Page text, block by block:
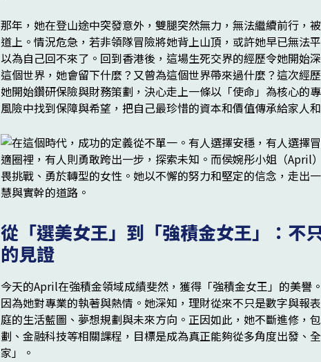
那年，她在登山途中突發意外，雙腿突然無力，無法繼續前行，
道上。情況危急，若非領隊冒險將她背上山頂，或許她早已無法
以為自己回不來了。回到香港後，這場生死交界的經歷令她開始
這個世界，她會留下什麼？又曾為這個世界帶來過什麼？這次經
她開始鑽研保險與財務策劃，決心走上一條以「使命」為核心的
風險中找到保障與希望，把自己最珍惜的資本和價值傳承給家人
從「選美女王」到「強積金女王」：不
的見證
今天的April在強積金領域成績斐然，獲得「強積金女王」的美譽
因為她對專業的執著與熱情。她深知，理財從來不只是數字與報
庭的生活藍圖、夢想規劃與未來方向。正因如此，她不斷進修，
劃、金融科技等相關課程，目標是成為真正能夠從多角度出發、
家」。